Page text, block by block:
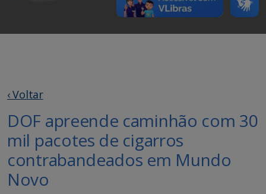
‹ Voltar
DOF apreende caminhão com 30
mil pacotes de cigarros
contrabandeados em Mundo
Novo